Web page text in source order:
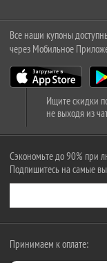
Все наши купоны
через Мобильное
Ищите скидки
не выходя из
Сэкономьте до 90% при
Подпишитесь на самые
Принимаем к оплате: